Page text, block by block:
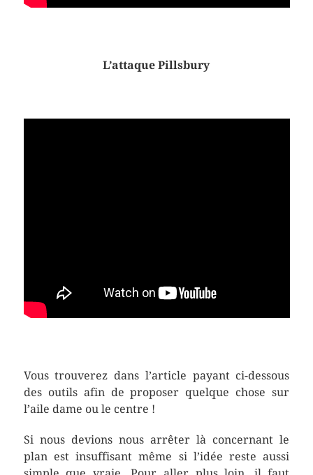
L’attaque Pillsbury
Vous trouverez dans l’article payant ci-dessous
des outils afin de proposer quelque chose sur
l’aile dame ou le centre !
Si nous devions nous arrêter là concernant le
plan est insuffisant même si l’idée reste aussi